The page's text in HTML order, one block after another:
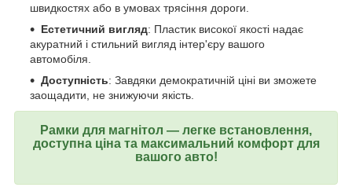
швидкостях або в умовах трясіння дороги.
Естетичний вигляд: Пластик високої якості надає
акуратний і стильний вигляд інтер'єру вашого
автомобіля.
Доступність: Завдяки демократичній ціні ви зможете
заощадити, не знижуючи якість.
Рамки для магнітол — легке встановлення,
доступна ціна та максимальний комфорт для
вашого авто!